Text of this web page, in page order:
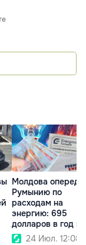
Молдова
Румынию по
расходам на
энергию: 695
долларов в год на
человека
24 Июл. 12:08